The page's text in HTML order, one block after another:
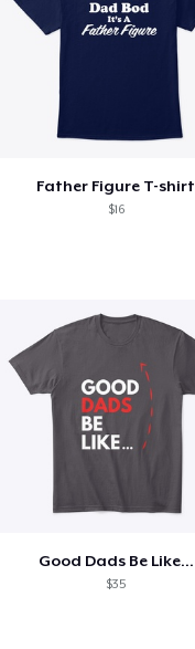
Father Figure T-shirt
$16
Good Dads Be Like...
$35